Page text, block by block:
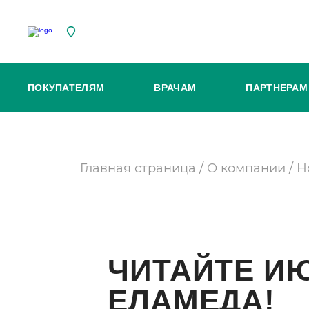
ПОКУПАТЕЛЯМ ВРАЧАМ ПАРТНЕРАМ
Главная страница / О компании /
ЧИТАЙТЕ
ЕЛАМЕДА!